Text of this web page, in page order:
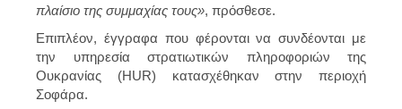
πλαίσιο της συμμαχίας τους», πρόσθεσε.
Επιπλέον, έγγραφα που φέρονται να συνδέονται με
την υπηρεσία στρατιωτικών πληροφοριών της
Ουκρανίας (HUR) κατασχέθηκαν στην περιοχή
Σοφάρα.